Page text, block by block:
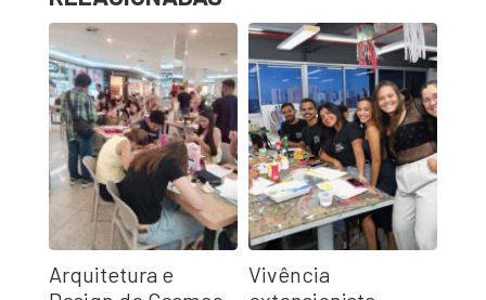
Arquitetura e
Vivência